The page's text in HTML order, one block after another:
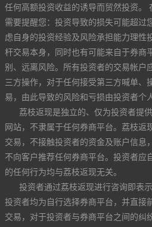
任何高额投资收益的诱导而贸然投资。
需要提醒您：投资导致的损失可能超过
虑自身的投资经验及风险承担能力理性
杆交易本身，同时也有可能来自于券商
别、远离风险。所有投资者的交易帐户
三方操作，对于任何接受第三方喊单、
易，由此导致的风险和亏损由投资者个
荔枝返现是独立的、仅为投资者提
网站，不隶属于任何券商平台。荔枝返
交易，不接触投资者的资金及账户信息
不向客户推荐任何券商平台。投资者应
的任何行为均与荔枝返现无关。
投资者通过荔枝返现进行咨询即表
投资者均为自行选择券商平台，并直接
交易，对于投资者与券商平台之间的纠